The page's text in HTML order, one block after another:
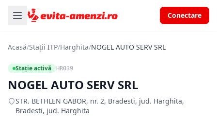
Conectare
Acasă/Stații ITP/Harghita/NOGEL AUTO SERV SRL
Stație activă HR039
NOGEL AUTO SERV SRL
STR. BETHLEN GABOR, nr. 2, Bradesti, jud. Harghita,
Bradesti, jud. Harghita